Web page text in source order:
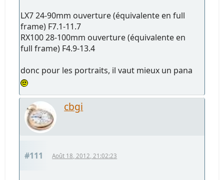
LX7 24-90mm ouverture (équivalente en full
frame) F7.1-11.7
RX100 28-100mm ouverture (équivalente en
full frame) F4.9-13.4
donc pour les portraits, il vaut mieux un pana
cbgi
#111 Août 18, 2012, 21:02:23